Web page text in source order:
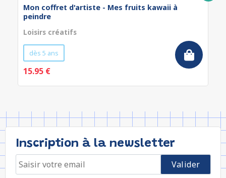
Mon coffret d'artiste - Mes fruits kawaii à
peindre
Loisirs créatifs
dès 5 ans
15.95 €
Inscription à la newsletter